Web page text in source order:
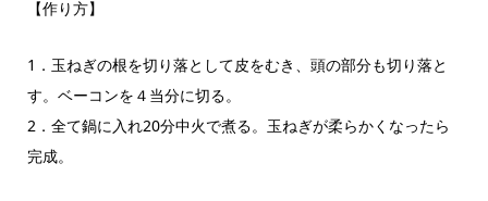
【作り方】
1．玉ねぎの根を切り落として皮をむき、頭の部分も切り落と
す。ベーコンを４当分に切る。
2．全て鍋に入れ20分中火で煮る。玉ねぎが柔らかくなったら
完成。